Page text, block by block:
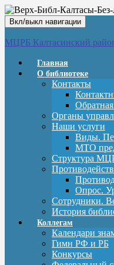
Вкл/выкл навигации
МЦРБ Калтасинский
Главная
О библиотеке
Контакты
Обратная
Органы
Наши услуги
Виды.
МТО
Структура
Опрос.
Сотрудники.
История
Коллегам
Календари
Гимн РФ и РБ
Конкурсы